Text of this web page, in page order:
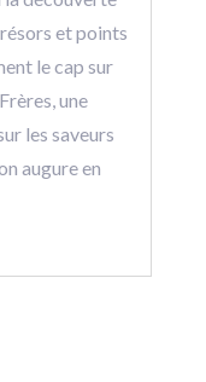
et points
le cap sur
une
les saveurs
augure en